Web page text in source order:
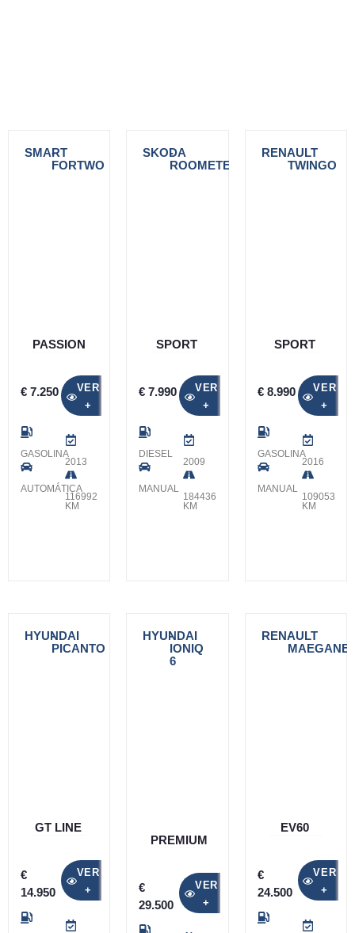
SMART
-
FORTWO
PASSION
€ 7.250
VER
+
GASOLINA
AUTOMÁTICA
2013
116992
KM
SKODA
-
ROOMETER
SPORT
€ 7.990
VER
+
DIESEL
MANUAL
2009
184436
KM
RENAULT
-
TWINGO
SPORT
€ 8.990
VER
+
GASOLINA
MANUAL
2016
109053
KM
HYUNDAI
-
PICANTO
GT LINE
€
14.950
VER
+
HYUNDAI
-
IONIQ
6
PREMIUM
€
29.500
VER
+
RENAULT
-
MAEGANE
EV60
€
24.500
VER
+